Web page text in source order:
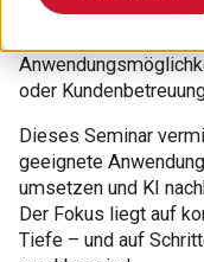
wissen, dass KI-
Anwendungsm
oder
Dieses Seminar
geeignete
umsetzen und KI
Der Fokus liegt auf
Tiefe – und auf